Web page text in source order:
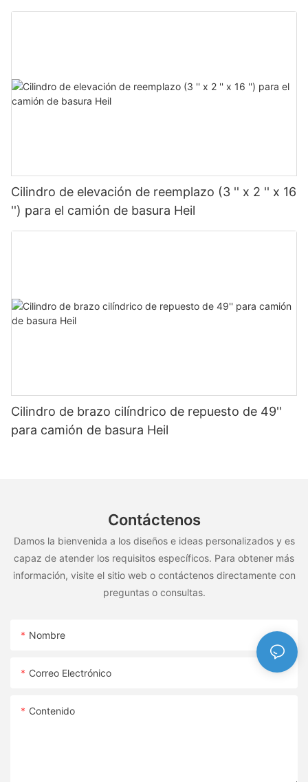
Cilindro de elevación de reemplazo (3 '' x 2 '' x 16
'') para el camión de basura Heil
Cilindro de brazo cilíndrico de repuesto de 49''
para camión de basura Heil
Contáctenos
Damos la bienvenida a los diseños e ideas personalizados y es
capaz de atender los requisitos específicos. Para obtener más
información, visite el sitio web o contáctenos directamente con
preguntas o consultas.
Nombre
Correo Electrónico
Contenido